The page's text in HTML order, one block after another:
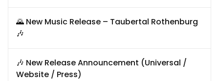
🌄 New Music Release – Taubertal Rothenburg
🎶
🎶 New Release Announcement (Universal /
Website / Press)